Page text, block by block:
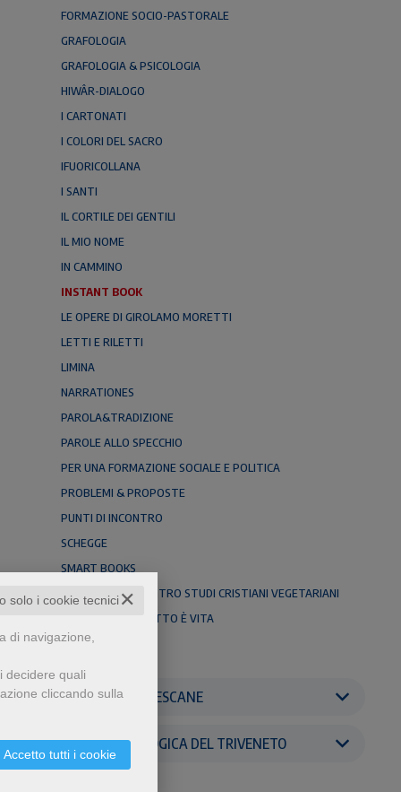
✕
solo i cookie tecnici
di navigazione,
decidere quali
cliccando sulla
Accetto tutti i cookie
FORMAZIONE SOCIO-PASTORALE
GRAFOLOGIA
GRAFOLOGIA & PSICOLOGIA
HIWÂR-DIALOGO
I CARTONATI
I COLORI DEL SACRO
IFUORICOLLANA
I SANTI
IL CORTILE DEI GENTILI
IL MIO NOME
IN CAMMINO
INSTANT BOOK
LE OPERE DI GIROLAMO MORETTI
LETTI E RILETTI
LIMINA
NARRATIONES
PAROLA&TRADIZIONE
PAROLE ALLO SPECCHIO
PER UNA FORMAZIONE SOCIALE E POLITICA
PROBLEMI & PROPOSTE
PUNTI DI INCONTRO
SCHEGGE
SMART BOOKS
SMART BOOKS CENTRO STUDI CRISTIANI VEGETARIANI
SMART BOOKS TUTTO È VITA
TERRA & CIELO
EDITRICI FRANCESCANE
FACOLTÀ TEOLOGICA DEL TRIVENETO